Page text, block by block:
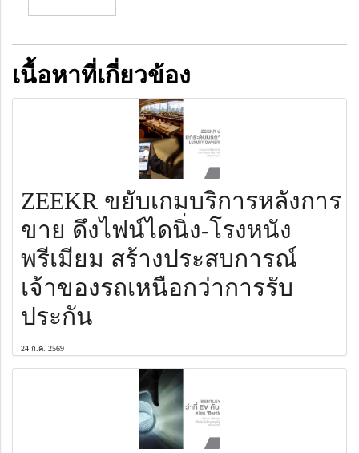
เนื้อหาที่เกี่ยวข้อง
ZEEKR ขยับเกมบริการหลังการ
ขาย ดึงไฟน์ไดนิ่ง-โรงหนัง
พรีเมียม สร้างประสบการณ์
เจ้าของรถเหนือกว่าการรับ
ประกัน
24 ก.ค. 2569